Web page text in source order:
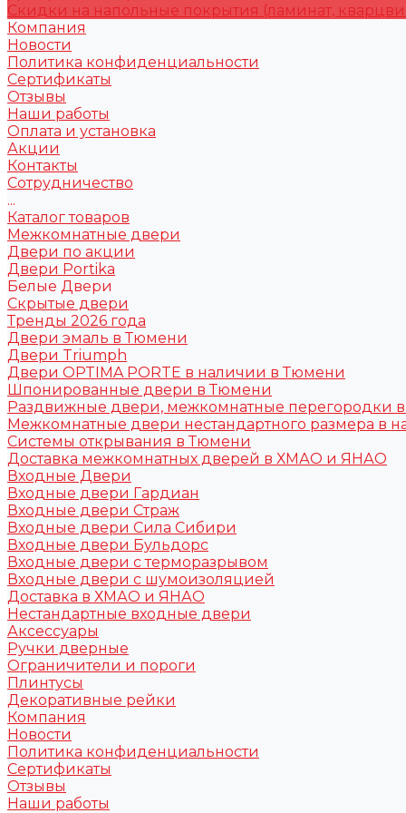
Скидки на напольные покрытия (ламинат,
Компания
Новости
Политика конфиденциальности
Сертификаты
Отзывы
Наши работы
Оплата и установка
Акции
Контакты
Сотрудничество
...
Каталог товаров
Межкомнатные двери
Двери по акции
Двери Portika
Белые Двери
Скрытые двери
Тренды 2026 года
Двери эмаль в Тюмени
Двери Triumph
Двери OPTIMA PORTE в наличии в Тюмени
Шпонированные двери в Тюмени
Раздвижные двери, межкомнатные перегородки
Межкомнатные двери нестандартного размера в
Системы открывания в Тюмени
Доставка межкомнатных дверей в ХМАО и ЯНАО
Входные Двери
Входные двери Гардиан
Входные двери Страж
Входные двери Сила Сибири
Входные двери Бульдорс
Входные двери с терморазрывом
Входные двери с шумоизоляцией
Доставка в ХМАО и ЯНАО
Нестандартные входные двери
Аксессуары
Ручки дверные
Ограничители и пороги
Плинтусы
Декоративные рейки
Компания
Новости
Политика конфиденциальности
Сертификаты
Отзывы
Наши работы